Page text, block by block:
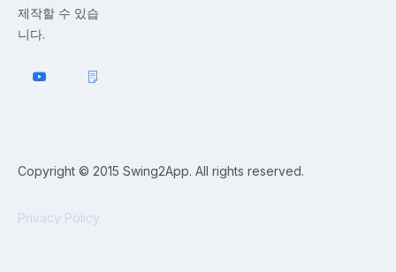
제작할 수 있습
니다.
Copyright © 2015 Swing2App. All rights reserved.
Privacy Policy